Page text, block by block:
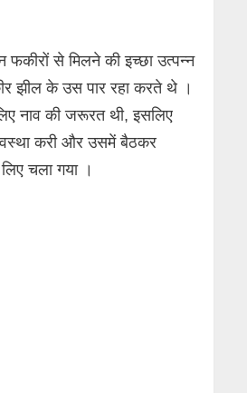
से मिलने की इच्छा उत्पन्न
झील के उस पार रहा करते थे ।
नाव की जरूरत थी, इसलिए
करी और उसमें बैठकर
चला गया ।